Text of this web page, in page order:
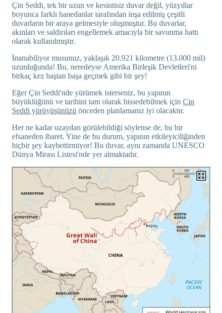
Çin Seddi, tek bir uzun ve kesintisiz duvar değil, yüzyıllar
boyunca farklı hanedanlar tarafından inşa edilmiş çeşitli
duvarların bir araya gelmesiyle oluşmuştur. Bu duvarlar,
akınları ve saldırıları engellemek amacıyla bir savunma hattı
olarak kullanılmıştır.
İnanabiliyor musunuz, yaklaşık 20.921 kilometre (13.000 mil)
uzunluğunda! Bu, neredeyse Amerika Birleşik Devletleri'ni
birkaç kez baştan başa geçmek gibi bir şey!
Eğer Çin Seddi'nde yürümek isterseniz, bu yapının
büyüklüğünü ve tarihini tam olarak hissedebilmek için Çin
Seddi yürüyüşünüzü önceden planlamanız iyi olacaktır.
Her ne kadar uzaydan görülebildiği söylense de, bu bir
efsaneden ibaret. Yine de bu durum, yapının etkileyiciliğinden
hiçbir şey kaybettirmiyor! Bu duvar, aynı zamanda UNESCO
Dünya Mirası Listesi'nde yer almaktadır.